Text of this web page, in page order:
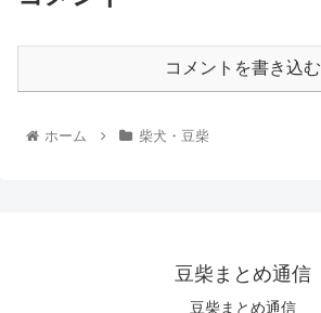
コメントを書き込む
ホーム 柴犬・豆柴
豆柴まとめ通信
豆柴まとめ通信